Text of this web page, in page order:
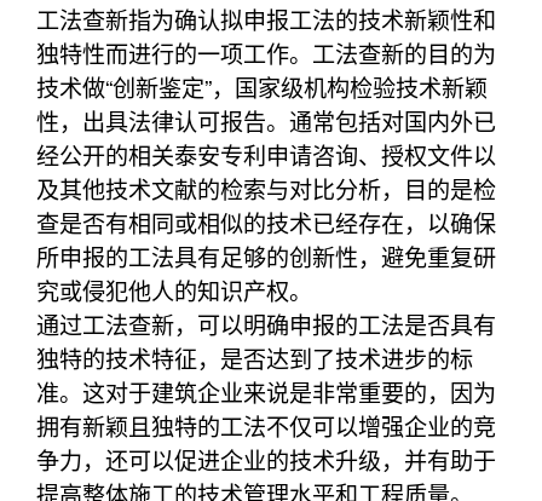
工法查新指为确认拟申报工法的技术新颖性和
独特性而进行的一项工作。工法查新的目的为
技术做“创新鉴定”，国家级机构检验技术新颖
性，出具法律认可报告。通常包括对国内外已
经公开的相关泰安专利申请咨询、授权文件以
及其他技术文献的检索与对比分析，目的是检
查是否有相同或相似的技术已经存在，以确保
所申报的工法具有足够的创新性，避免重复研
究或侵犯他人的知识产权。
通过工法查新，可以明确申报的工法是否具有
独特的技术特征，是否达到了技术进步的标
准。这对于建筑企业来说是非常重要的，因为
拥有新颖且独特的工法不仅可以增强企业的竞
争力，还可以促进企业的技术升级，并有助于
提高整体施工的技术管理水平和工程质量。